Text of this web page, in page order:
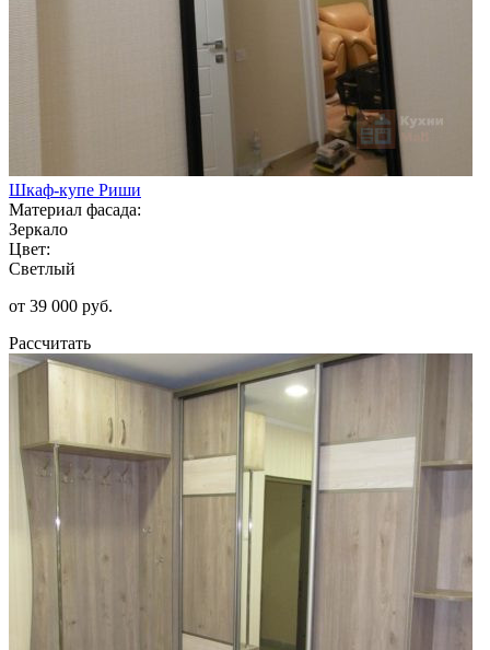
Шкаф-купе Риши
Материал фасада:
Зеркало
Цвет:
Светлый
от 39 000 руб.
Рассчитать